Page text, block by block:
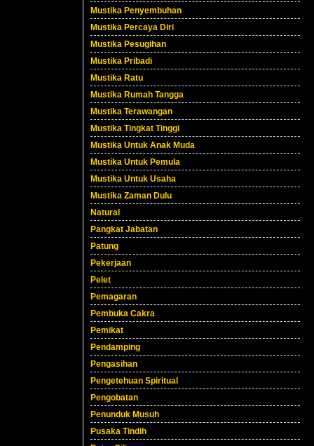
Mustika Penyembuhan
Mustika Percaya Diri
Mustika Pesugihan
Mustika Pribadi
Mustika Ratu
Mustika Rumah Tangga
Mustika Terawangan
Mustika Tingkat Tinggi
Mustika Untuk Anak Muda
Mustika Untuk Pemula
Mustika Untuk Usaha
Mustika Zaman Dulu
Natural
Pangkat Jabatan
Patung
Pekerjaan
Pelet
Pemagaran
Pembuka Cakra
Pemikat
Pendamping
Pengasihan
Pengetehuan Spiritual
Pengobatan
Penunduk Musuh
Pusaka Tindih